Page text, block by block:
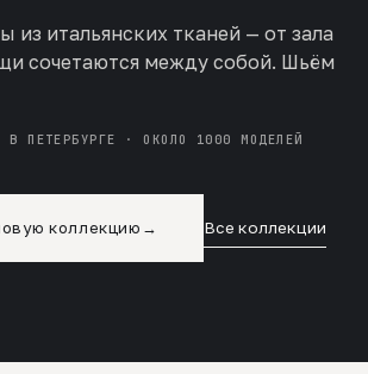
из итальянских тканей — от зала
сочетаются между собой. Шьём
ПЕТЕРБУРГЕ · ОКОЛО 1000 МОДЕЛЕЙ
коллекцию → Все коллекции